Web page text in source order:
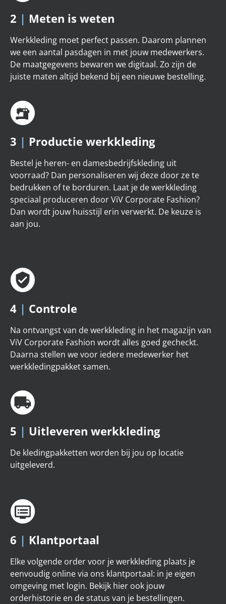
2 | Meten is weten
Werkkleding moet perfect passen. Daarom plannen
we een aantal pasdagen in met jouw medewerkers.
De maatgegevens bewaren we digitaal. Zo zijn de
juiste maten altijd bekend bij een nieuwe bestelling.
3 | Productie werkkleding
Bestel je heren- en damesbedrijfskleding uit
voorraad? Dan personaliseren wij deze door ze te
bedrukken of te borduren. Laat je de werkkleding
speciaal produceren door ViV Corporate Fashion?
Dan wordt jouw huisstijl erin verwerkt. De keuze is
aan jou.
4 | Controle
Na ontvangst van de werkkleding in het magazijn van
ViV Corporate Fashion wordt alles goed gecheckt.
Daarna stellen we voor iedere medewerker het
werkkledingpakket samen.
5 | Uitleveren werkkleding
De kledingpakketten worden bij jou op locatie
uitgeleverd.
6 | Klantportaal
Elke volgende order voor je werkkleding plaats je
eenvoudig online via ons klantportaal: in je eigen
omgeving met login. Bekijk hier ook jouw
orderhistorie en de status van je bestellingen.